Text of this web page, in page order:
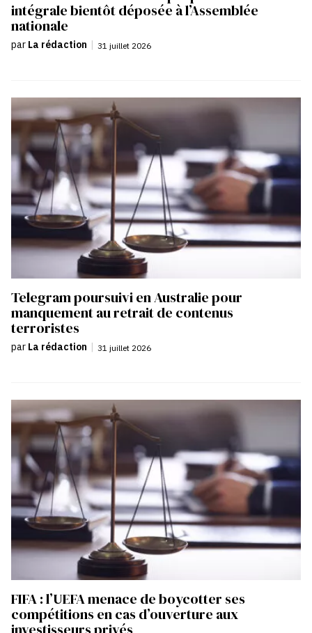
intégrale bientôt déposée à l’Assemblée
nationale
par La rédaction | 31 juillet 2026
Telegram poursuivi en Australie pour
manquement au retrait de contenus
terroristes
par La rédaction | 31 juillet 2026
FIFA : l’UEFA menace de boycotter ses
compétitions en cas d’ouverture aux